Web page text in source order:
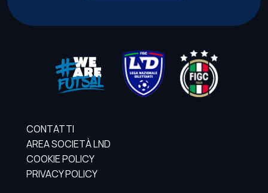
CONTATTI
AREA SOCIETÀ LND
COOKIE POLICY
PRIVACY POLICY